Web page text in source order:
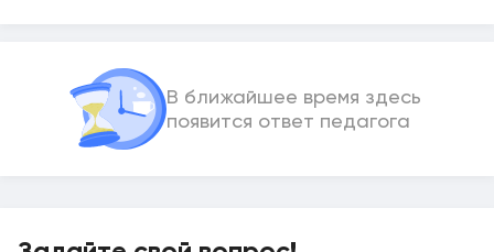
В ближайшее время здесь
появится ответ педагога